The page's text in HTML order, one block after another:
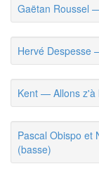
Gaëtan Roussel
Hervé Despesse
Kent — Allons z'à
Pascal Obispo et
(basse)